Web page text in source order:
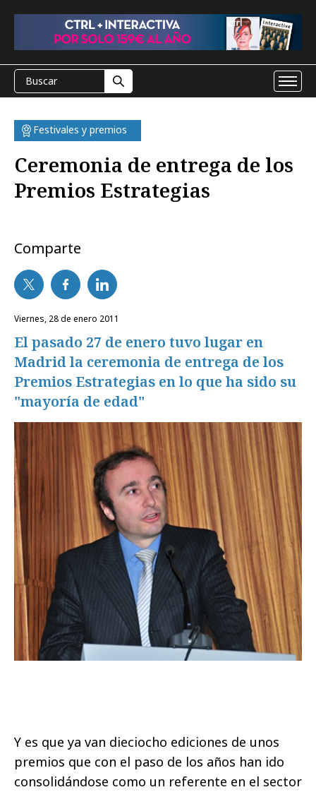
Festivales y premios
Ceremonia de entrega de los
Premios Estrategias
Comparte
viernes, 28 de enero 2011
El pasado 27 de enero tuvo lugar en
Madrid la ceremonia de entrega de los
Premios Estrategias en lo que ha sido su
"mayoría de edad"
Y es que ya van dieciocho ediciones de unos
premios que con el paso de los años han ido
consolidándose como un referente en el sector